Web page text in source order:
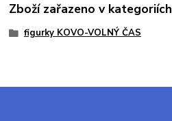
Zboží zařazeno v kategoriích
figurky KOVO-VOLNÝ ČAS